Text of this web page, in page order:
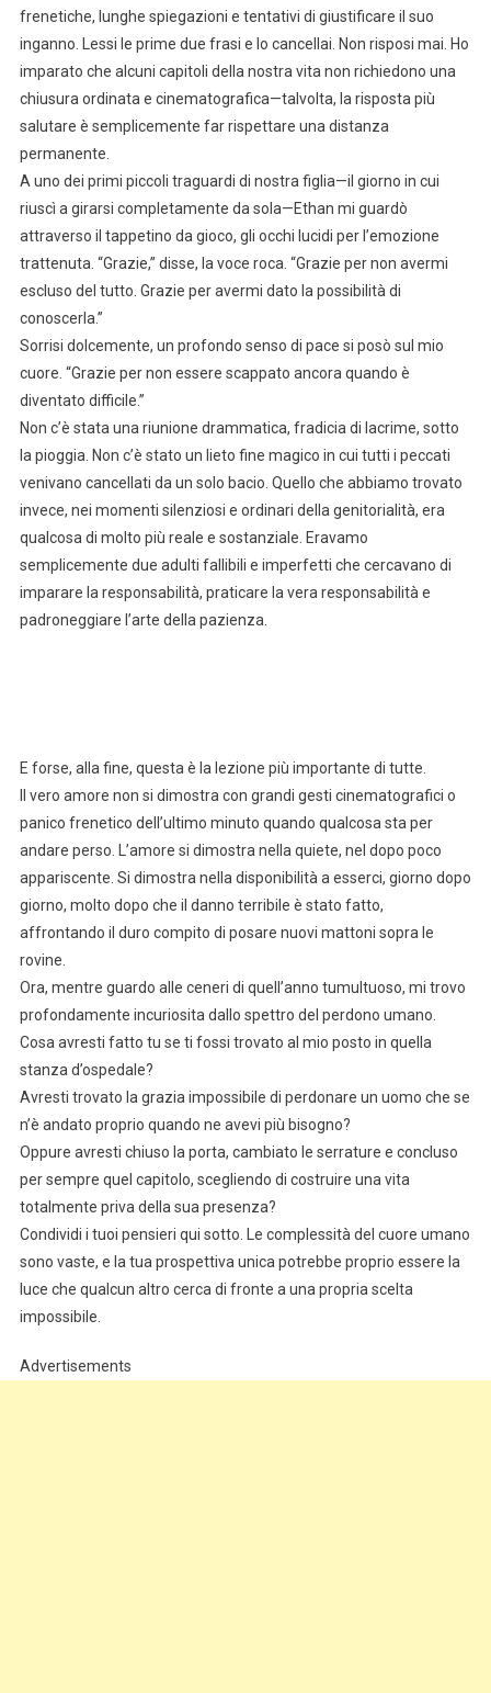
frenetiche, lunghe spiegazioni e tentativi di giustificare il suo
inganno. Lessi le prime due frasi e lo cancellai. Non risposi mai. Ho
imparato che alcuni capitoli della nostra vita non richiedono una
chiusura ordinata e cinematografica—talvolta, la risposta più
salutare è semplicemente far rispettare una distanza
permanente.
A uno dei primi piccoli traguardi di nostra figlia—il giorno in cui
riuscì a girarsi completamente da sola—Ethan mi guardò
attraverso il tappetino da gioco, gli occhi lucidi per l’emozione
trattenuta. “Grazie,” disse, la voce roca. “Grazie per non avermi
escluso del tutto. Grazie per avermi dato la possibilità di
conoscerla.”
Sorrisi dolcemente, un profondo senso di pace si posò sul mio
cuore. “Grazie per non essere scappato ancora quando è
diventato difficile.”
Non c’è stata una riunione drammatica, fradicia di lacrime, sotto
la pioggia. Non c’è stato un lieto fine magico in cui tutti i peccati
venivano cancellati da un solo bacio. Quello che abbiamo trovato
invece, nei momenti silenziosi e ordinari della genitorialità, era
qualcosa di molto più reale e sostanziale. Eravamo
semplicemente due adulti fallibili e imperfetti che cercavano di
imparare la responsabilità, praticare la vera responsabilità e
padroneggiare l’arte della pazienza.
E forse, alla fine, questa è la lezione più importante di tutte.
Il vero amore non si dimostra con grandi gesti cinematografici o
panico frenetico dell’ultimo minuto quando qualcosa sta per
andare perso. L’amore si dimostra nella quiete, nel dopo poco
appariscente. Si dimostra nella disponibilità a esserci, giorno dopo
giorno, molto dopo che il danno terribile è stato fatto,
affrontando il duro compito di posare nuovi mattoni sopra le
rovine.
Ora, mentre guardo alle ceneri di quell’anno tumultuoso, mi trovo
profondamente incuriosita dallo spettro del perdono umano.
Cosa avresti fatto tu se ti fossi trovato al mio posto in quella
stanza d’ospedale?
Avresti trovato la grazia impossibile di perdonare un uomo che se
n’è andato proprio quando ne avevi più bisogno?
Oppure avresti chiuso la porta, cambiato le serrature e concluso
per sempre quel capitolo, scegliendo di costruire una vita
totalmente priva della sua presenza?
Condividi i tuoi pensieri qui sotto. Le complessità del cuore umano
sono vaste, e la tua prospettiva unica potrebbe proprio essere la
luce che qualcun altro cerca di fronte a una propria scelta
impossibile.
Advertisements